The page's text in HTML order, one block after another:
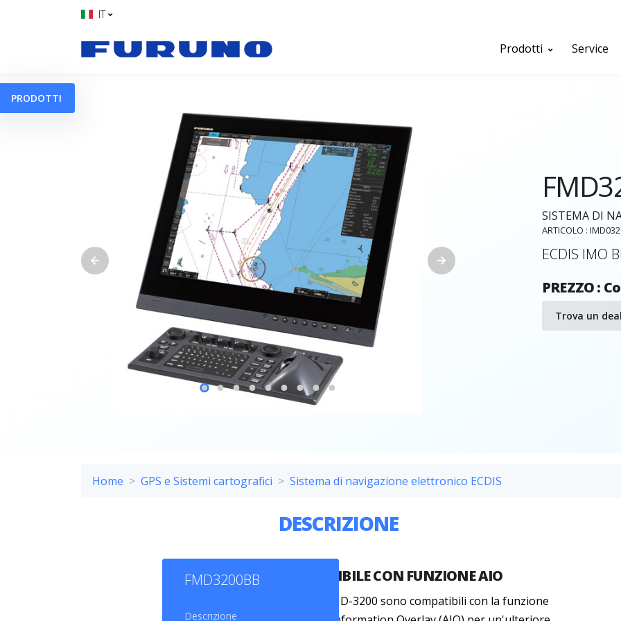
IT
Prodotti Service
SISTEMA DI
ARTICOLO :
ECDIS IMO
PREZZO :
Trova un
Home GPS e Sistemi cartografici Sistema di navigazione elettronico ECDIS
FMD3200BB
Descrizione
DESCRIZIONE
COMPATIBILE CON FUNZIONE AIO
I sistemi FMD-3200 sono compatibili con la funzione
PRODOTTI